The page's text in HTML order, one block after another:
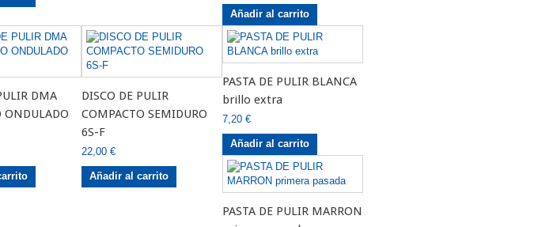
Añadir al carrito
DMA
ONDULADO
DISCO DE PULIR
COMPACTO SEMIDURO
6S-F
22,00 €
Añadir al carrito
PASTA DE PULIR BLANCA
brillo extra
7,20 €
Añadir al carrito
PASTA DE PULIR MARRON